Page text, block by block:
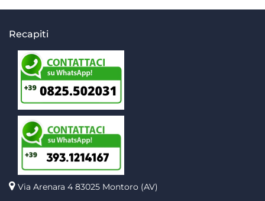
Recapiti
Via Arenara 4 83025 Montoro (AV)